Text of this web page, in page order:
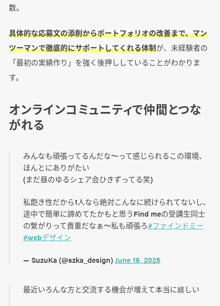
数。
具体的な応募文の添削からポートフォリオの改善まで、マン
ツーマンで徹底的にサポートしてくれる体制が、未経験者の
「最初の実績作り」を強く後押ししていることがわかりま
す。
オンラインコミュニティで仲間とつな
がれる
みんなも頑張ってるんだな〜って感じられるこの環境、
ほんとにありがたい
(まだ昼のゆるシェア会ひきずってる笑)
私飽き性だから1人なら絶対こんなに続けられてないし、
途中で簡単に諦めてたかもと思うFind meの受講生同士
の繋がりって貴重だなぁ〜私も頑張ろ#ファインドミー
#webデザイン
— SuzuKa (@szka_design)June 18, 2025
最近いろんな方と交流する機会が増えて本当に嬉しい